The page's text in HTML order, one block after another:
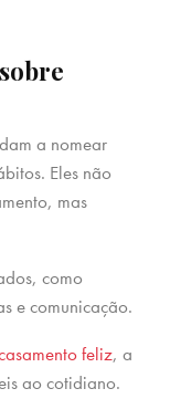
a nomear
Eles não
mas
como
e comunicação.
feliz, a
ao cotidiano.